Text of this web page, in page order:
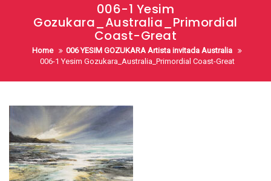
006-1 Yesim
Gozukara_Australia_Primordial
Coast-Great
Home
006 YESIM GOZUKARA Artista invitada Australia
006-1 Yesim Gozukara_Australia_Primordial Coast-Great